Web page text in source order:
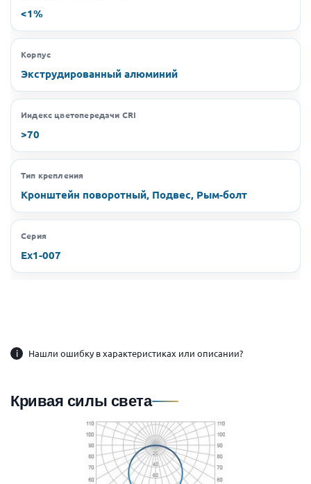
<1%
Корпус
Экструдированный алюминий
Индекс цветопередачи CRI
>70
Тип крепления
Кронштейн поворотный, Подвес, Рым-болт
Серия
Ex1-007
i Нашли ошибку в характеристиках или описании?
Кривая силы света